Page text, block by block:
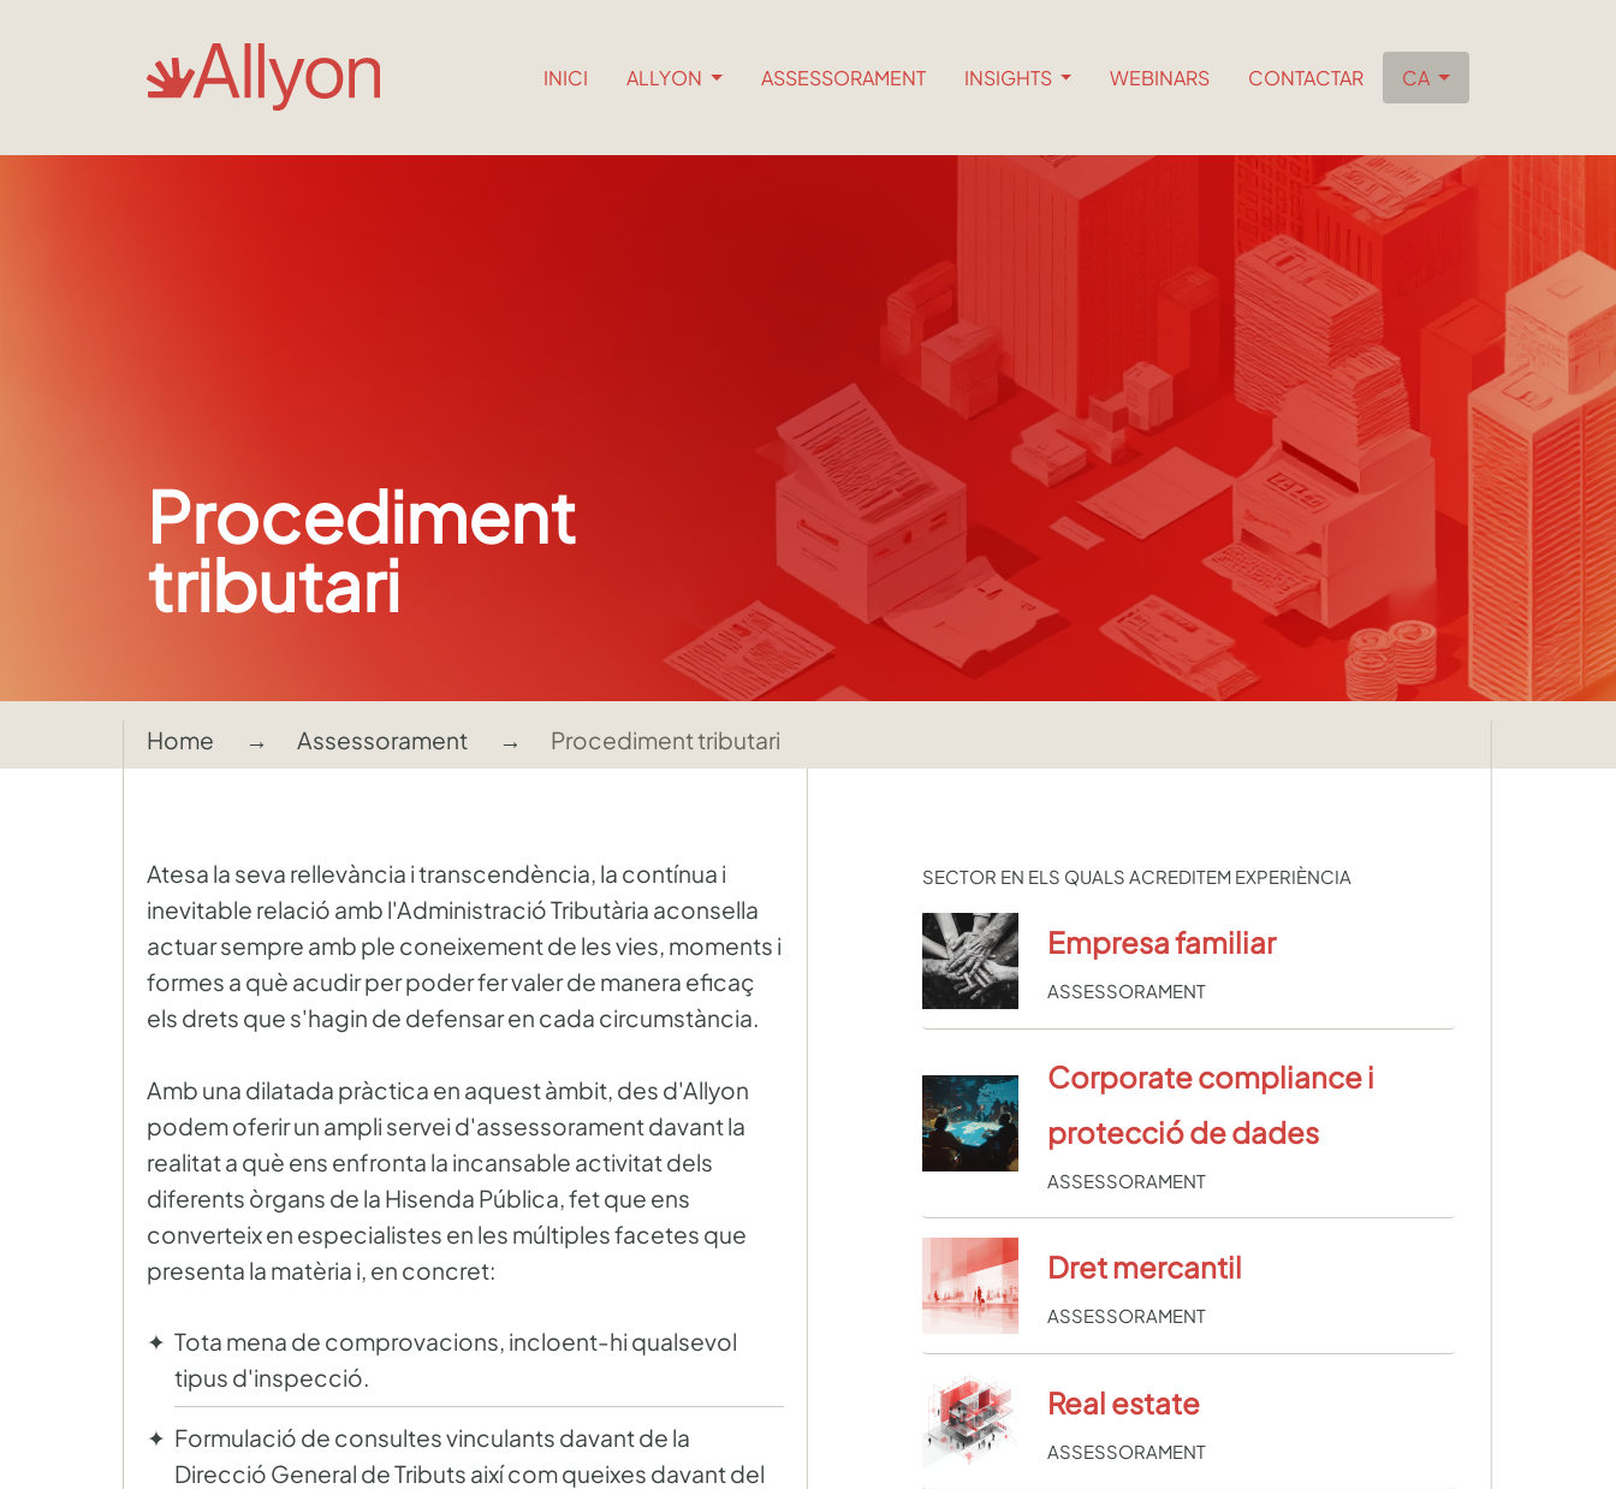
INICI ALLYON ASSESSORAMENT INSIGHTS WEBINARS CONTACTAR CA
Procediment
tributari
Home Assessorament Procediment tributari
Atesa la seva rellevància i transcendència, la contínua i
inevitable relació amb l'Administració Tributària aconsella
actuar sempre amb ple coneixement de les vies, moments i
formes a què acudir per poder fer valer de manera eficaç
els drets que s'hagin de defensar en cada circumstància.
Amb una dilatada pràctica en aquest àmbit, des d'Allyon
podem oferir un ampli servei d'assessorament davant la
realitat a què ens enfronta la incansable activitat dels
diferents òrgans de la Hisenda Pública, fet que ens
converteix en especialistes en les múltiples facetes que
presenta la matèria i, en concret:
Tota mena de comprovacions, incloent-hi qualsevol
tipus d'inspecció.
Formulació de consultes vinculants davant de la
Direcció General de Tributs així com queixes davant del
SECTOR EN ELS QUALS ACREDITEM EXPERIÈNCIA
Empresa familiar
ASSESSORAMENT
Corporate compliance i
protecció de dades
ASSESSORAMENT
Dret mercantil
ASSESSORAMENT
Real estate
ASSESSORAMENT